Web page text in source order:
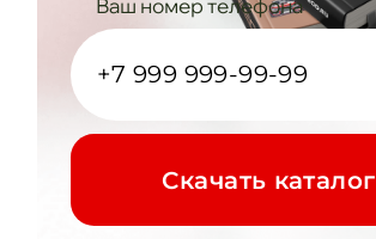
Ваш номер телефона
Cкачать каталог